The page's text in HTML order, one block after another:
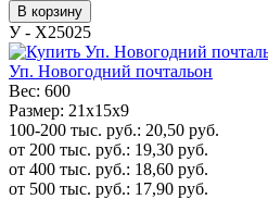
В корзину
У - Х25025
Уп. Новогодний почтальон
Вес: 600
Размер: 21х15х9
100-200 тыс. руб.: 20,50 руб.
от 200 тыс. руб.: 19,30 руб.
от 400 тыс. руб.: 18,60 руб.
от 500 тыс. руб.: 17,90 руб.